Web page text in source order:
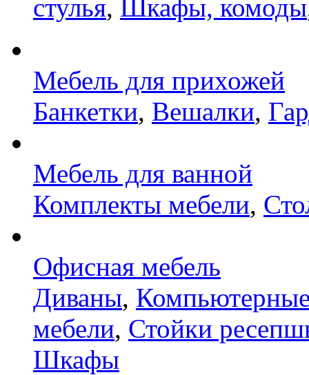
стулья, Шкафы, комоды
Мебель для прихожей
Банкетки, Вешалки,
Мебель для ванной
Комплекты мебели,
Офисная мебель
Диваны,
мебели, Стойки
Шкафы